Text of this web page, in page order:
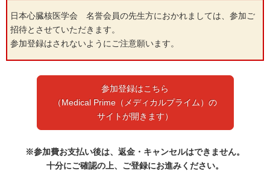
日本心臓核医学会 名誉会員の先生方におかれましては、参加ご
招待とさせていただきます。
参加登録はされないようにご注意願います。
参加登録はこちら
（Medical Prime（メディカルプライム）の
サイトが開きます）
※参加費お支払い後は、返金・キャンセルはできません。
十分にご確認の上、ご登録にお進みください。